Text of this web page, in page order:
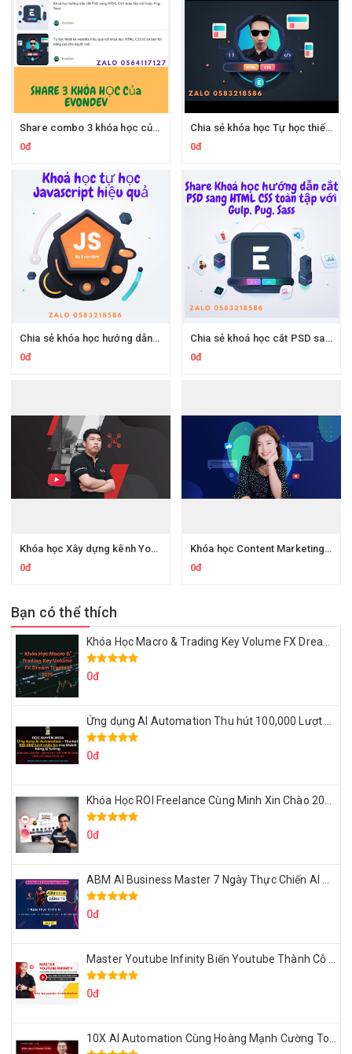
Share combo 3 khóa học của Evondev.com trên kt.city
0đ
Chia sẻ khóa học Tự học thiết kế website với HTML CSS từ cơ bản tới nâng cao cho người mới bắt đầu của tác giả Evondev
0đ
Chia sẻ khóa học hướng dẫn tự học Javascript cho người mới bắt đầu của Evondev
0đ
Chia sẻ khoá học cắt PSD sang HTML CSS toàn tập với Gulp, Pug, Sass của Evondev
0đ
Khóa học Xây dựng kênh Youtube content để kiếm tiền với affiliate marketing - kiếm trăm triệu mỗi tháng
0đ
Khóa học Content Marketing A-Z - Bí quyết triển khai và sáng tạo content đa kênh
0đ
Bạn có thể thích
0đ
0đ
0đ
0đ
0đ